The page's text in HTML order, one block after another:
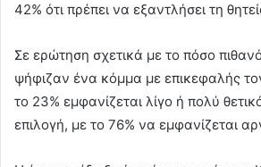
42% ότι πρέπει να εξαντλήσει τη
Σε ερώτηση σχετικά με το πόσο πιθανό
ψήφιζαν ένα κόμμα με επικεφαλής
το 23% εμφανίζεται λίγο ή πολύ
επιλογή, με το 76% να εμφανίζεται